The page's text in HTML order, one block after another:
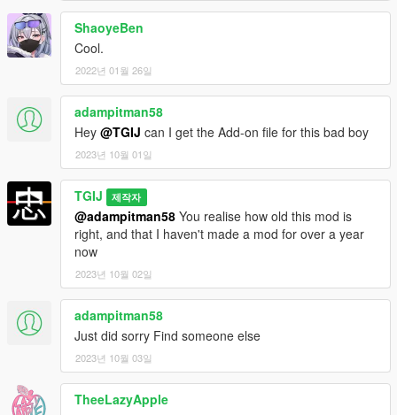
ShaoyeBen
Cool.
2022년 01월 26일
adampitman58
Hey @TGIJ can I get the Add-on file for this bad boy
2023년 10월 01일
TGIJ 제작자
@adampitman58 You realise how old this mod is
right, and that I haven't made a mod for over a year
now
2023년 10월 02일
adampitman58
Just did sorry Find someone else
2023년 10월 03일
TheeLazyApple